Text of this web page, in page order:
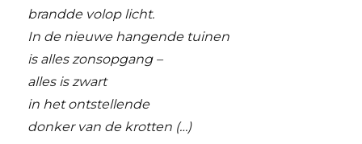
brandde volop licht.
In de nieuwe hangende tuinen
is alles zonsopgang –
alles is zwart
in het ontstellende
donker van de krotten (…)